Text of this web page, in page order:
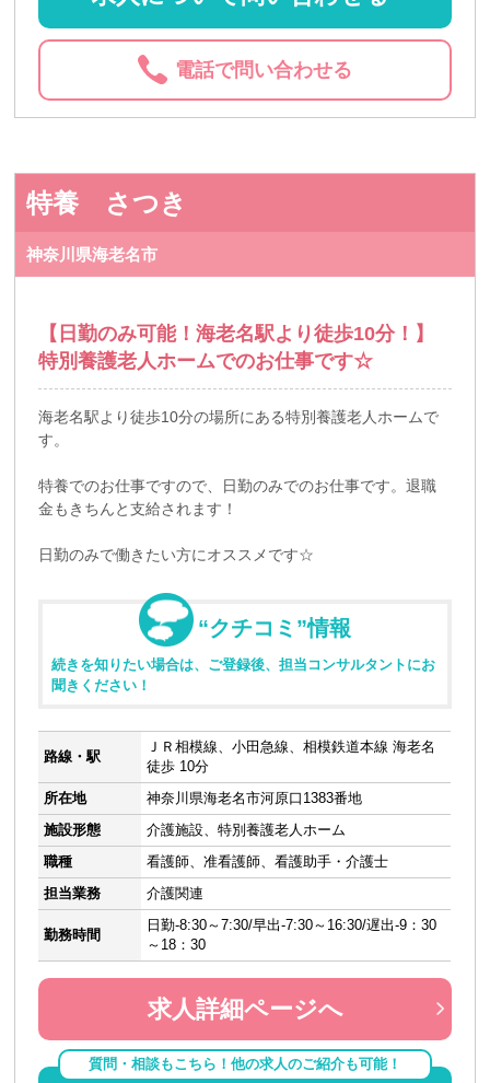
電話で問い合わせる
特養 さつき
神奈川県海老名市
【日勤のみ可能！海老名駅より徒歩10分！】
特別養護老人ホームでのお仕事です☆
海老名駅より徒歩10分の場所にある特別養護老人ホームで
す。
特養でのお仕事ですので、日勤のみでのお仕事です。退職
金もきちんと支給されます！
日勤のみで働きたい方にオススメです☆
“クチコミ”情報
続きを知りたい場合は、ご登録後、担当コンサルタントにお
聞きください！
路線・駅
ＪＲ相模線、小田急線、相模鉄道本線 海老名
徒歩 10分
所在地
神奈川県海老名市河原口1383番地
施設形態
介護施設、特別養護老人ホーム
職種
看護師、准看護師、看護助手・介護士
担当業務
介護関連
勤務時間
日勤-8:30～7:30/早出-7:30～16:30/遅出-9：30
～18：30
求人詳細ページへ
質問・相談もこちら！他の求人のご紹介も可能！